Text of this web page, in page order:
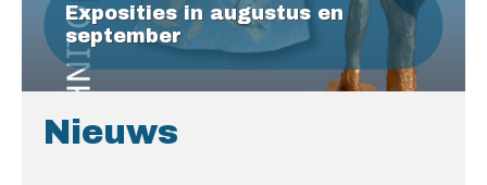
Exposities in augustus en
september
Nieuws